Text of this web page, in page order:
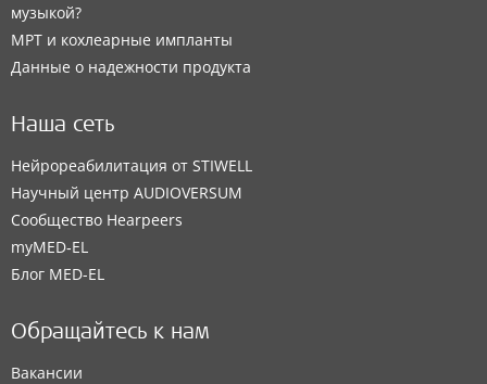
музыкой?
МРТ и кохлеарные импланты
Данные о надежности продукта
Наша сеть
Нейрореабилитация от STIWELL
Научный центр AUDIOVERSUM
Сообщество Hearpeers
myMED‑EL
Блог MED-EL
Обращайтесь к нам
Вакансии